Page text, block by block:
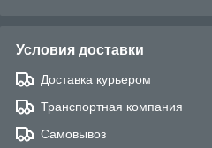
Условия доставки
Доставка курьером
Транспортная компания
Самовывоз